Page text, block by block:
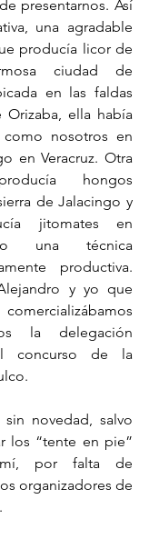
presentarnos. Así
una agradable
producía licor de
ciudad de
en las faldas
ella había
nosotros en
en Veracruz. Otra
hongos
de Jalacingo y
jitomates en
una técnica
productiva.
y yo que
la delegación
concurso de la
novedad, salvo
los “tente en pie”
por falta de
organizadores de